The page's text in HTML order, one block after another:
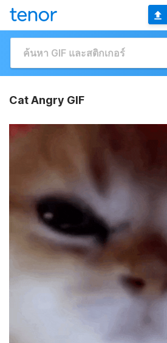
Cat Angry GIF